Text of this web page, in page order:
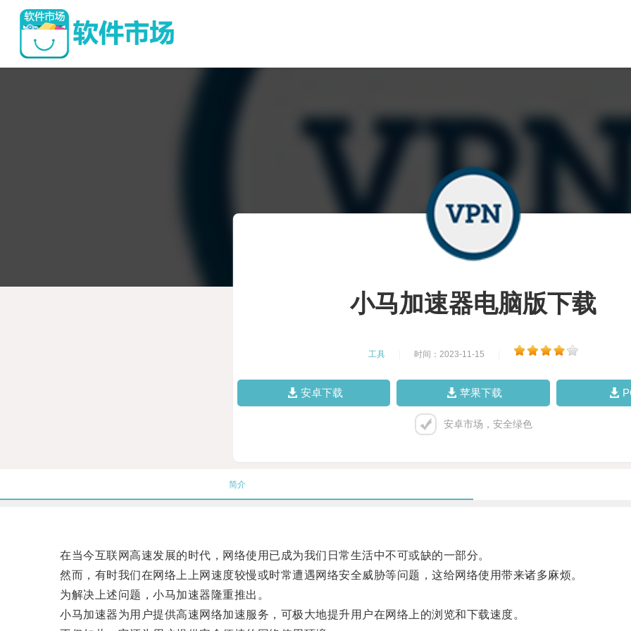
小马加速器电脑版下载
工具 时间：2023-11-15
安卓下载 苹果下载
安卓市场，安全绿色
简介
在当今互联网高速发展的时代，网络使用已成为我们日常生活中不可或缺的一部分。
然而，有时我们在网络上上网速度较慢或时常遭遇网络安全威胁等问题，这给网络使用带来诸多麻烦。
为解决上述问题，小马加速器隆重推出。
小马加速器为用户提供高速网络加速服务，可极大地提升用户在网络上的浏览和下载速度。